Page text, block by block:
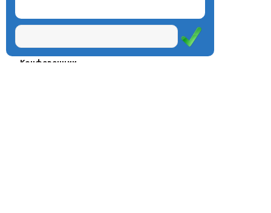
Проекты
Олимпиады
Конферeнции